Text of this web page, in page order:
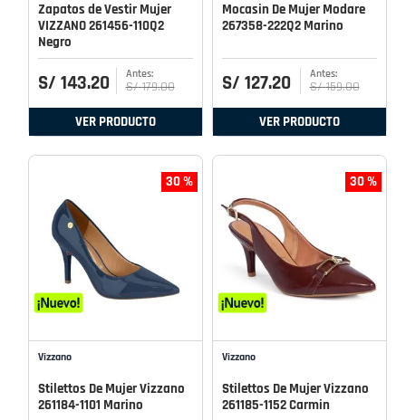
Zapatos de Vestir Mujer
VIZZANO 261456-110Q2
Negro
S/ 143.20 S/ 179.00
VER PRODUCTO
Mocasin De Mujer Modare
267358-222Q2 Marino
S/ 127.20 S/ 159.00
VER PRODUCTO
30 %
Vizzano
Stilettos De Mujer Vizzano
261184-1101 Marino
30 %
Vizzano
Stilettos De Mujer Vizzano
261185-1152 Carmin